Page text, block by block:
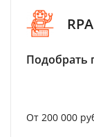
RPA
Подобрать
От 200 000